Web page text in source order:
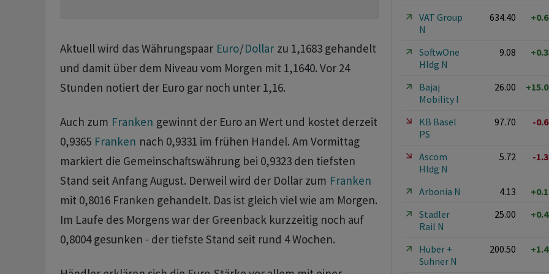
Aktuell wird das Währungspaar Euro/Dollar zu 1,1683 gehandelt
und damit über dem Niveau vom Morgen mit 1,1640. Vor 24
Stunden notiert der Euro gar noch unter 1,16.
Auch zum Franken gewinnt der Euro an Wert und kostet derzeit
0,9365 Franken nach 0,9331 im frühen Handel. Am Vormittag
markiert die Gemeinschaftswährung bei 0,9323 den tiefsten
Stand seit Anfang August. Derweil wird der Dollar zum Franken
mit 0,8016 Franken gehandelt. Das ist gleich viel wie am Morgen.
Im Laufe des Morgens war der Greenback kurzzeitig noch auf
0,8004 gesunken - der tiefste Stand seit rund 4 Wochen.
VAT Group
N
634.40
SoftwOne
Hldg N
9.08
Bajaj
Mobility I
26.00
KB Basel
PS
97.70 -
Ascom
Hldg N
5.72 -
Arbonia N 4.13
Stadler
Rail N
25.00
Huber +
Suhner N
200.50